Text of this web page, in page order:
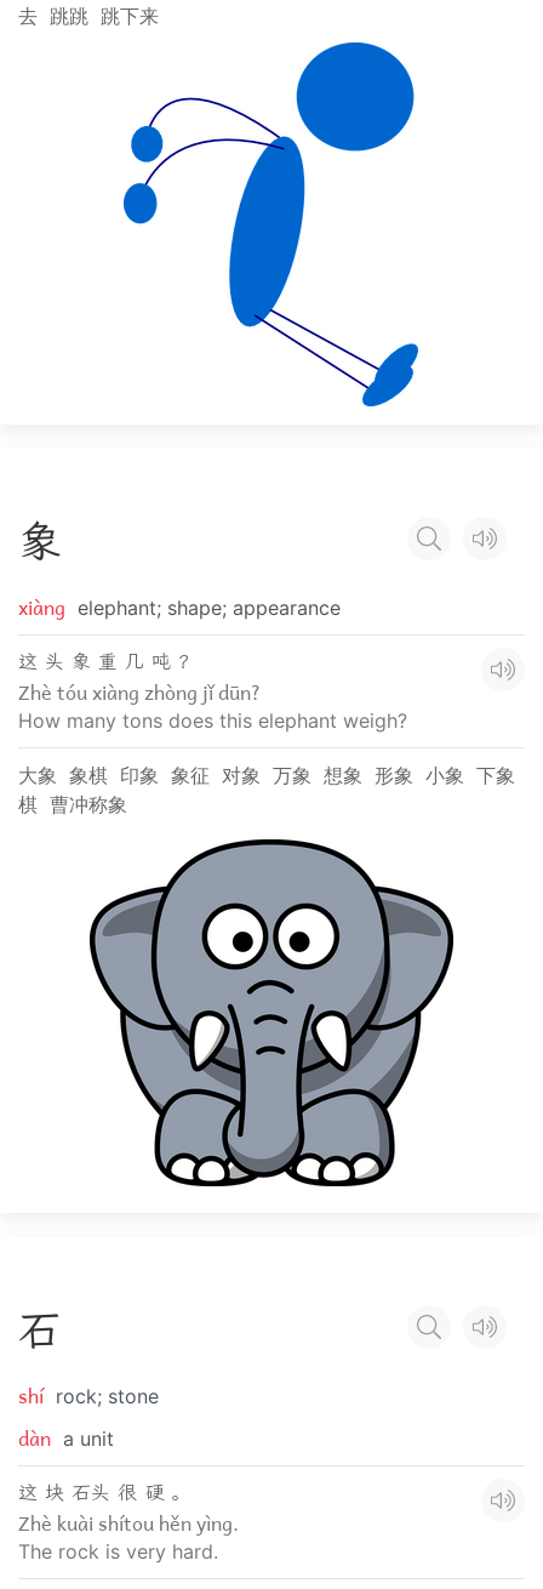
去 跳跳 跳下来
象
xiàng elephant; shape; appearance
这 头 象 重 几 吨 ？
Zhè tóu xiàng zhòng jǐ dūn?
How many tons does this elephant weigh?
大象 象棋 印象 象征 对象 万象 想象 形象 小象 下象
棋 曹冲称象
石
shí rock; stone
dàn a unit
这 块 石头 很 硬 。
Zhè kuài shítou hěn yìng.
The rock is very hard.